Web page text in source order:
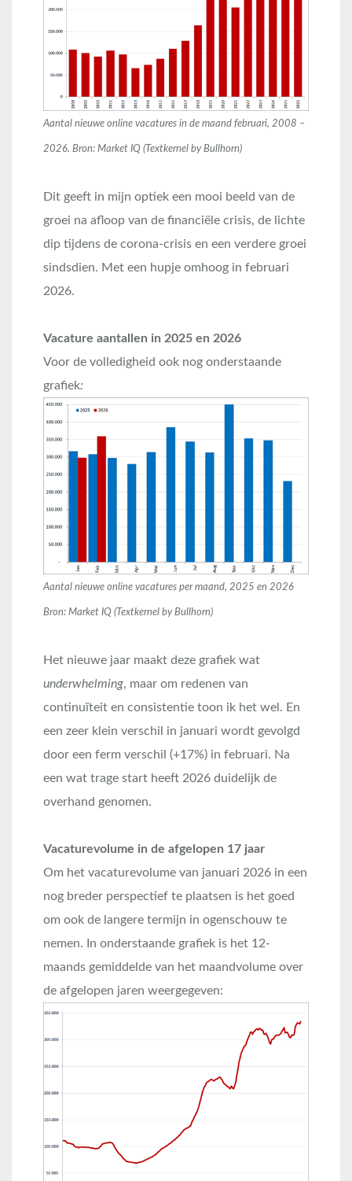
Aantal nieuwe online vacatures in de maand februari, 2008 –
2026. Bron: Market IQ (Textkernel by Bullhorn)
Dit geeft in mijn optiek een mooi beeld van de
groei na afloop van de financiële crisis, de lichte
dip tijdens de corona-crisis en een verdere groei
sindsdien. Met een hupje omhoog in februari
2026.
Vacature aantallen in 2025 en 2026
Voor de volledigheid ook nog onderstaande
grafiek:
Aantal nieuwe online vacatures per maand, 2025 en 2026
Bron: Market IQ (Textkernel by Bullhorn)
Het nieuwe jaar maakt deze grafiek wat
underwhelming, maar om redenen van
continuïteit en consistentie toon ik het wel. En
een zeer klein verschil in januari wordt gevolgd
door een ferm verschil (+17%) in februari. Na
een wat trage start heeft 2026 duidelijk de
overhand genomen.
Vacaturevolume in de afgelopen 17 jaar
Om het vacaturevolume van januari 2026 in een
nog breder perspectief te plaatsen is het goed
om ook de langere termijn in ogenschouw te
nemen. In onderstaande grafiek is het 12-
maands gemiddelde van het maandvolume over
de afgelopen jaren weergegeven: